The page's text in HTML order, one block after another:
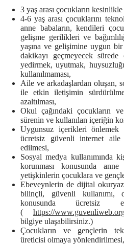
3 yaş arası çocukların kesinlikle
4-6 yaş arası çocuklarını
anne babaların, kendileri
gelişme gerilikleri ve
yaşına ve gelişimine uygun
dakikayı geçmeyecek sürede
yedirmek, uyutmak,
kullanılmaması,
Aile ve arkadaşlardan oluşan,
ile etkin iletişimin
azaltılması,
Okul çağındaki çocukların
sürenin ve kullanılan içeriğin
Uygunsuz içerikleri
ücretsiz güvenli internet
edilmesi,
Sosyal medya kullanımında
korunması konusunda
yetişkinlerin çocuklara ve
Ebeveynlerin de dijital
bilinçli, güvenli
konusunda ücretsiz
(
https://
bilgiye ulaşabilirsiniz.)
Çocukların ve gençlerin
üreticisi olmaya